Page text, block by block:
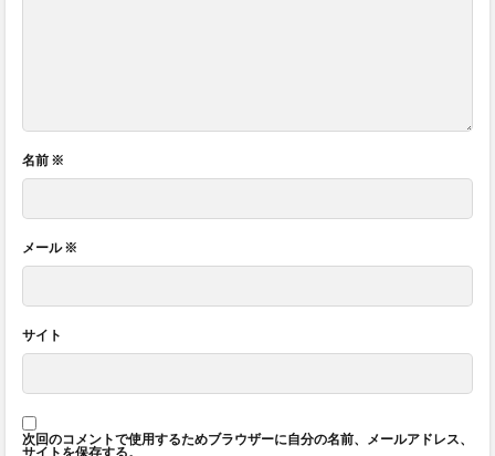
名前 ※
メール※
サイト
次回のコメントで使用するためブラウザーに自分の名前、メールアドレス、
サイトを保存する。